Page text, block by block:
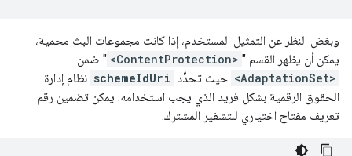
وبغض النظر عن التمثيل المستخدم، إذا كانت مجموعات البث محمية،
يمكن أن يظهر القسم " <ContentProtection> " ضمن
<AdaptationSet> حيث تحدِّد schemeIdUri نظام إدارة
الحقوق الرقمية بشكل فريد الذي يجب استخدامه. يمكن تضمين رقم
تعريف مفتاح اختياري للتشفير المشترك.